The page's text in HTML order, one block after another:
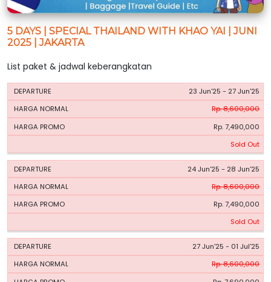
5 DAYS | SPECIAL THAILAND WITH KHAO YAI | JUNI
2025 | JAKARTA
List paket & jadwal keberangkatan
PERIODE
HARGA
23 Jun'25 - 27 Jun'25
Rp. 8,600,000
Rp. 7,490,000
Sold Out
24 Jun'25 - 28 Jun'25
Rp. 8,600,000
Rp. 7,490,000
Sold Out
27 Jun'25 - 01 Jul'25
Rp. 8,600,000